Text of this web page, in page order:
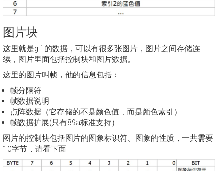
图片块
这里就是gif 的数据，可以有很多张图片，图片之间存储连
续，图片里面包括控制块和图片数据。
这里的图片叫帧，他的信息包括：
帧分隔符
帧数据说明
点阵数据（它存储的不是颜色值，而是颜色索引）
帧数据扩展(只有89a标准支持）
图片的控制块包括图片的图象标识符、图象的性质，一共需要
10字节，请看下面